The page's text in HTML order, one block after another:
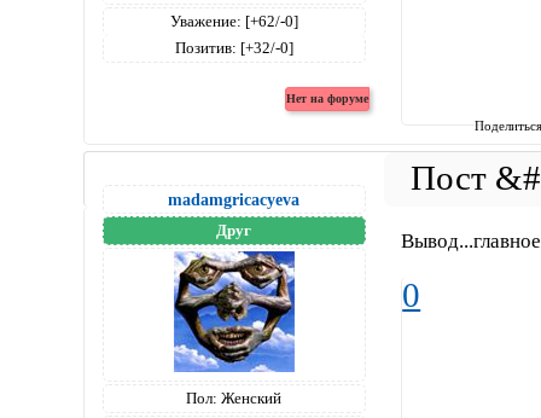
Уважение: [+62/-0]
Позитив: [+32/-0]
madamgricacyeva
Друг
Пол: Женский
0